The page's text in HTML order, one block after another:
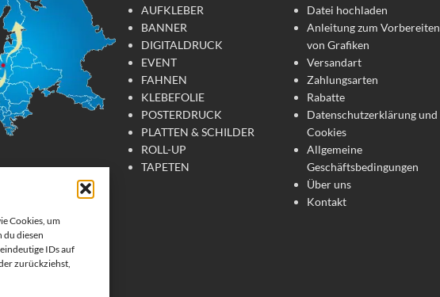
Cookies, um
diesen
IDs auf
zurückziehst,
Werbemittel online
drucken: Banner,
Poster,
AUFKLEBER
BANNER
DIGITALDRUCK
EVENT
FAHNEN
KLEBEFOLIE
POSTERDRUCK
PLATTEN & SCHILDER
ROLL-UP
TAPETEN
Datei hochladen
Anleitung zum Vorbereiten
von Grafiken
Versandart
Zahlungsarten
Rabatte
Datenschutzerklärung und
Cookies
Allgemeine
Geschäftsbedingungen
Über uns
Kontakt